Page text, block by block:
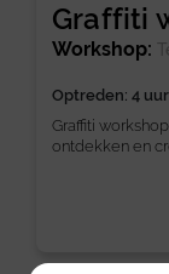
Graffiti
Workshop:
Optreden: 4 uur
Graffiti
ontdekken en